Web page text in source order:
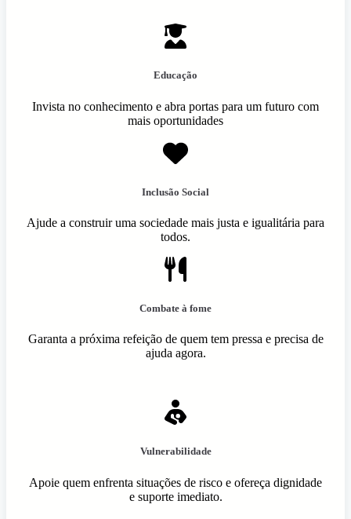
Educação
Invista no conhecimento e abra portas para um futuro com
mais oportunidades
Inclusão Social
Ajude a construir uma sociedade mais justa e igualitária para
todos.
Combate à fome
Garanta a próxima refeição de quem tem pressa e precisa de
ajuda agora.
Vulnerabilidade
Apoie quem enfrenta situações de risco e ofereça dignidade
e suporte imediato.